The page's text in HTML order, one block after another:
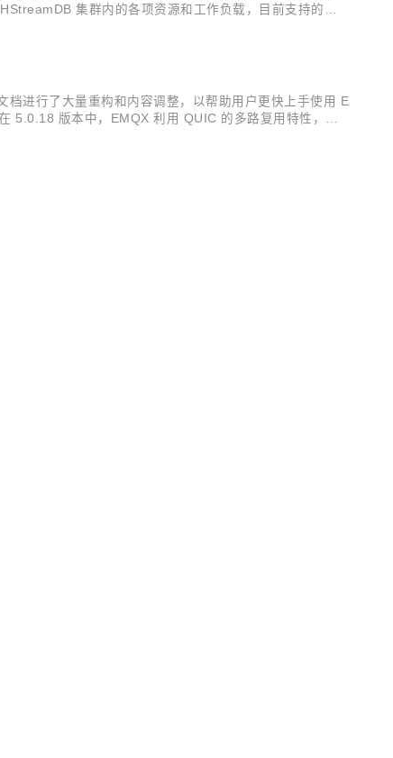
集群内的各项资源和工作负载，目前支持的主
进行了大量重构和内容调整，以帮助用户更快上手使用 E
版本中，EMQX 利用 QUIC 的多路复用特性，扩